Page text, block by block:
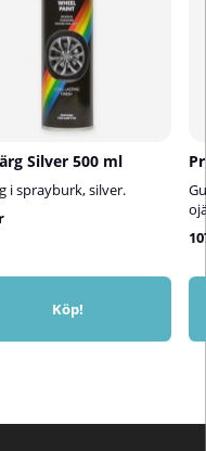
Silver 500 ml
i sprayburk, silver.
Köp!